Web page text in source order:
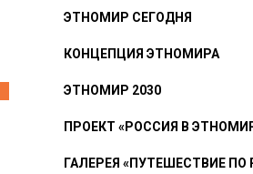
ЭТНОМИР СЕГОДНЯ
КОНЦЕПЦИЯ ЭТНОМИРА
ЭТНОМИР 2030
ПРОЕКТ «РОССИЯ В
ГАЛЕРЕЯ «ПУТЕШЕСТВИЕ ПО